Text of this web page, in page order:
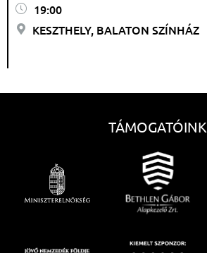
19:00
KESZTHELY, BALATON SZÍNHÁZ
TÁMOGATÓINK